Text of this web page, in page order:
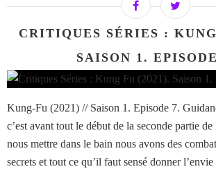
CRITIQUES SÉRIES :
SAISON 1.
Kung-Fu (2021) // Saison 1. Episode 7.
c’est avant tout le début de la seconde partie
nous mettre dans le bain nous avons des
secrets et tout ce qu’il faut sensé donner